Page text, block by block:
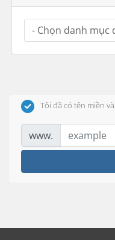
Tôi đã có tên miền
www.